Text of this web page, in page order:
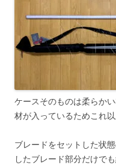
ケースそのものは柔らか
材が入っているためこれ
ブレードをセットした状
したブレード部分だけで